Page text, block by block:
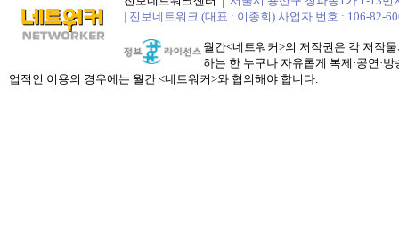
| 진보네트워크 (대표 : 이종회) 사업자 번호 : 106-82-
월간<네트워커>의 저작권은 각 저작
하는 한 누구나 자유롭게 복제·공연·
업적인 이용의 경우에는 월간 <네트워커>와 협의해야 합니다.